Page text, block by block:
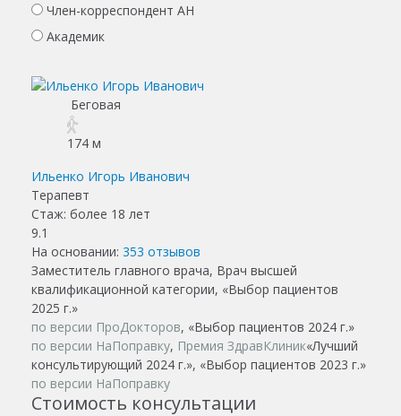
Член-корреспондент АН
Академик
Беговая
174 м
Ильенко Игорь Иванович
Терапевт
Стаж: более 18 лет
9.1
На основании: 353 отзывов
Заместитель главного врача, Врач высшей
квалификационной категории, «Выбор пациентов
2025 г.»
по версии ПроДокторов, «Выбор пациентов 2024 г.»
по версии НаПоправку, Премия ЗдравКлиник«Лучший
консультирующий 2024 г.», «Выбор пациентов 2023 г.»
по версии НаПоправку
Стоимость консультации